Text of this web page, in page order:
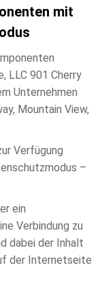
mit
LLC 901 Cherry
Unternehmen
Mountain View,
Verfügung
–
ein
Verbindung zu
dabei der Inhalt
der Internetseite